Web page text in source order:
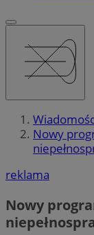
Nowy
reklama
Nowy